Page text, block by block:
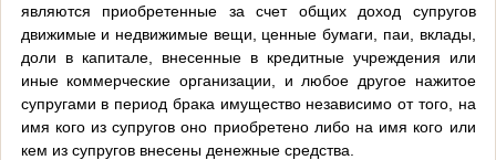
являются приобретенные за счет общих доход супругов
движимые и недвижимые вещи, ценные бумаги, паи, вклады,
доли в капитале, внесенные в кредитные учреждения или
иные коммерческие организации, и любое другое нажитое
супругами в период брака имущество независимо от того, на
имя кого из супругов оно приобретено либо на имя кого или
кем из супругов внесены денежные средства.